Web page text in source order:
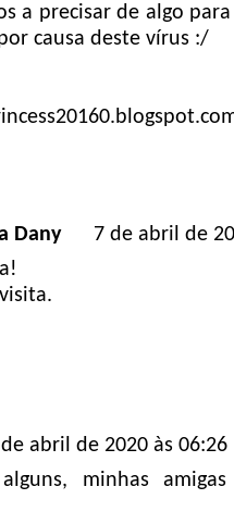
a precisar de algo
causa deste vírus :/
Dany
7 de abril de
abril de 2020 às 06:26
minhas